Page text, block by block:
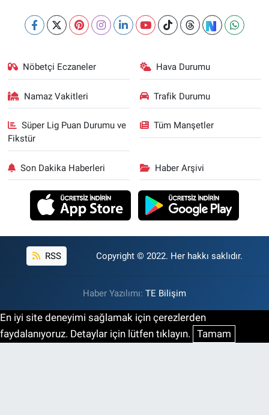
Nöbetçi Eczaneler Hava Durumu
Namaz Vakitleri Trafik Durumu
Süper Lig Puan Durumu ve
Fikstür
Tüm Manşetler
Son Dakika Haberleri Haber Arşivi
RSS Copyright © 2022. Her hakkı saklıdır.
Haber Yazılımı: TE Bilişim
En iyi site deneyimi sağlamak için çerezlerden
faydalanıyoruz. Detaylar için lütfen tıklayın. Tamam